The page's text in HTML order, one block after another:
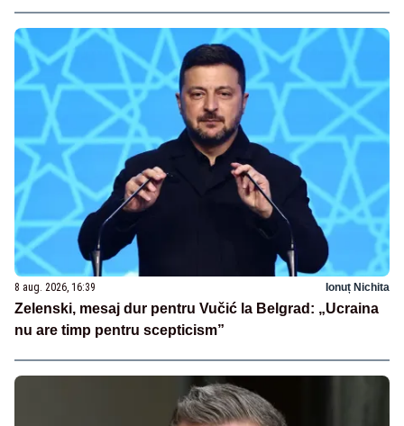
8 aug. 2026, 16:39 Ionuț Nichita
Zelenski, mesaj dur pentru Vučić la Belgrad: „Ucraina
nu are timp pentru scepticism”